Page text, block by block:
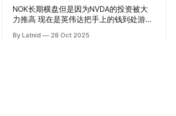
NOK长期横盘但是因为NVDA的投资被大
力推高 现在是英伟达把手上的钱到处游走
By Latnid 28 Oct 2025